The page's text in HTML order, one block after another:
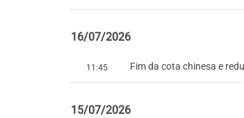
16/07/2026
11:45 Fim da cota chinesa e
15/07/2026